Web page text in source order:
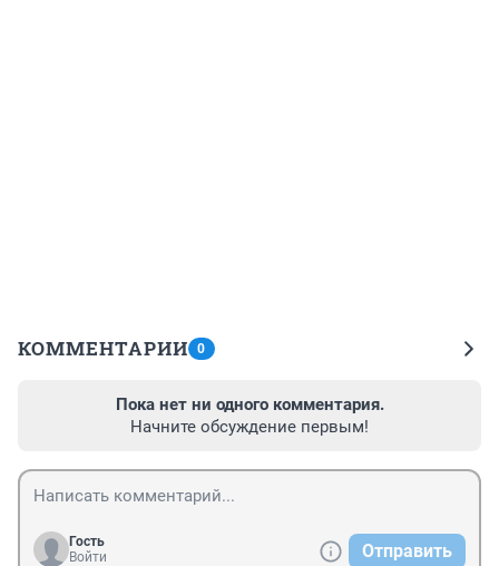
КОММЕНТАРИИ 0
Пока нет ни одного комментария.
Начните обсуждение первым!
Гость
Войти
Отправить